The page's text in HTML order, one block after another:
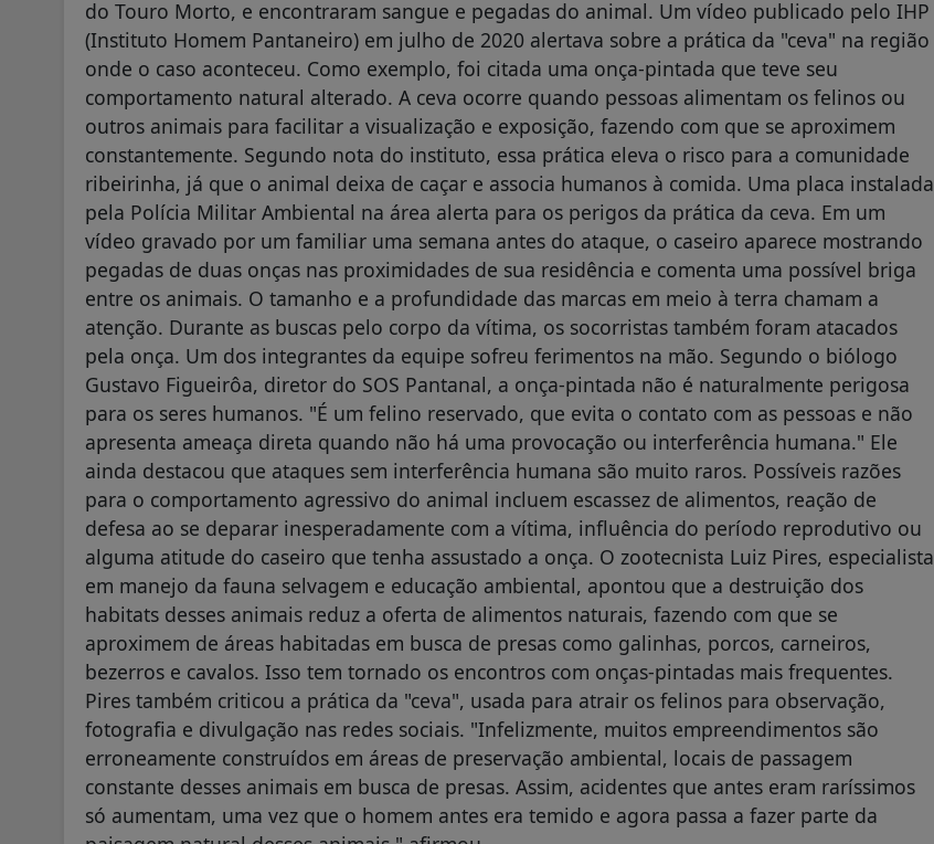
do Touro Morto, e encontraram sangue e pegadas do animal. Um vídeo publicado pelo IHP
(Instituto Homem Pantaneiro) em julho de 2020 alertava sobre a prática da "ceva" na região
onde o caso aconteceu. Como exemplo, foi citada uma onça-pintada que teve seu
comportamento natural alterado. A ceva ocorre quando pessoas alimentam os felinos ou
outros animais para facilitar a visualização e exposição, fazendo com que se aproximem
constantemente. Segundo nota do instituto, essa prática eleva o risco para a comunidade
ribeirinha, já que o animal deixa de caçar e associa humanos à comida. Uma placa instalada
pela Polícia Militar Ambiental na área alerta para os perigos da prática da ceva. Em um
vídeo gravado por um familiar uma semana antes do ataque, o caseiro aparece mostrando
pegadas de duas onças nas proximidades de sua residência e comenta uma possível briga
entre os animais. O tamanho e a profundidade das marcas em meio à terra chamam a
atenção. Durante as buscas pelo corpo da vítima, os socorristas também foram atacados
pela onça. Um dos integrantes da equipe sofreu ferimentos na mão. Segundo o biólogo
Gustavo Figueirôa, diretor do SOS Pantanal, a onça-pintada não é naturalmente perigosa
para os seres humanos. "É um felino reservado, que evita o contato com as pessoas e não
apresenta ameaça direta quando não há uma provocação ou interferência humana." Ele
ainda destacou que ataques sem interferência humana são muito raros. Possíveis razões
para o comportamento agressivo do animal incluem escassez de alimentos, reação de
defesa ao se deparar inesperadamente com a vítima, influência do período reprodutivo ou
alguma atitude do caseiro que tenha assustado a onça. O zootecnista Luiz Pires, especialista
em manejo da fauna selvagem e educação ambiental, apontou que a destruição dos
habitats desses animais reduz a oferta de alimentos naturais, fazendo com que se
aproximem de áreas habitadas em busca de presas como galinhas, porcos, carneiros,
bezerros e cavalos. Isso tem tornado os encontros com onças-pintadas mais frequentes.
Pires também criticou a prática da "ceva", usada para atrair os felinos para observação,
fotografia e divulgação nas redes sociais. "Infelizmente, muitos empreendimentos são
erroneamente construídos em áreas de preservação ambiental, locais de passagem
constante desses animais em busca de presas. Assim, acidentes que antes eram raríssimos
só aumentam, uma vez que o homem antes era temido e agora passa a fazer parte da